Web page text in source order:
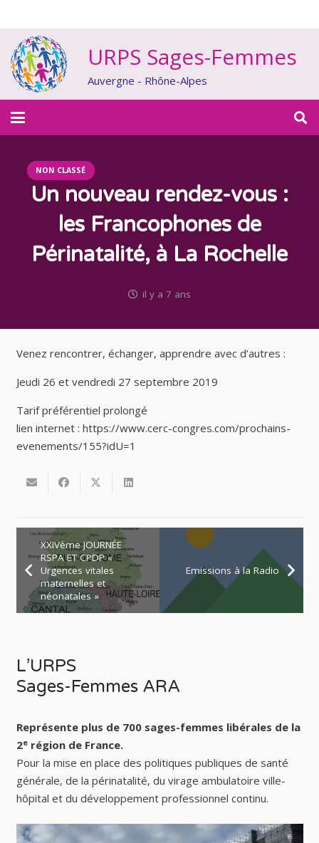
URPS Sages-Femmes
Auvergne - Rhône-Alpes
NON CLASSÉ
Un nouveau rendez-vous :
les Francophones de
Périnatalité, à La Rochelle
il y a 7 ans
Venez rencontrer, échanger, apprendre avec d’autres :
Jeudi 26 et vendredi 27 septembre 2019
Tarif préférentiel prolongé
lien internet : https://www.cerc-congres.com/prochains-
evenements/155?idU=1
XXIVème JOURNÉE
RSPA ET CPDP «
Urgences vitales
maternelles et
néonatales »
Emissions à la Radio
L’URPS
Sages-Femmes ARA
Représente plus de 700 sages-femmes libérales de la
2erégion de France.
Pour la mise en place des politiques publiques de santé
générale, de la périnatalité, du virage ambulatoire ville-
hôpital et du développement professionnel continu.